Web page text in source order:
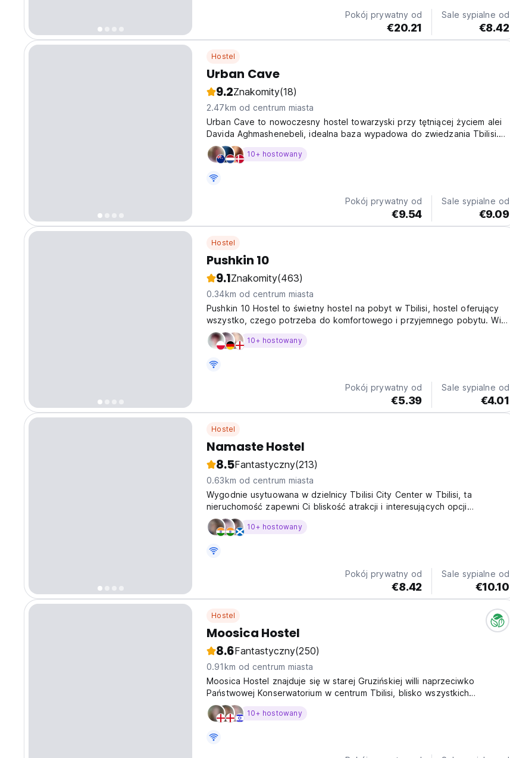
Pokój prywatny od
€20.21
Sale sypialne od
€8.42
Hostel
Urban Cave
9.2Znakomity(18)
2.47km od centrum miasta
Urban Cave to nowoczesny hostel towarzyski przy tętniącej życiem alei
Davida Aghmashenebeli, idealna baza wypadowa do zwiedzania Tbilisi.
Poznaj innych podróżników w naszych przytulnych pokojach
wieloosobowych. (Auto-translated from original language)
10+ hostowany
Pokój prywatny od
€9.54
Sale sypialne od
€9.09
Hostel
Pushkin 10
9.1Znakomity(463)
0.34km od centrum miasta
Pushkin 10 Hostel to świetny hostel na pobyt w Tbilisi, hostel oferujący
wszystko, czego potrzeba do komfortowego i przyjemnego pobytu. WiFi
i śniadanie wliczone w cenę.
10+ hostowany
Pokój prywatny od
€5.39
Sale sypialne od
€4.01
Hostel
Namaste Hostel
8.5Fantastyczny(213)
0.63km od centrum miasta
Wygodnie usytuowana w dzielnicy Tbilisi City Center w Tbilisi, ta
nieruchomość zapewni Ci bliskość atrakcji i interesujących opcji
gastronomicznych.
10+ hostowany
Pokój prywatny od
€8.42
Sale sypialne od
€10.10
Hostel
Moosica Hostel
8.6Fantastyczny(250)
0.91km od centrum miasta
Moosica Hostel znajduje się w starej Gruzińskiej willi naprzeciwko
Państwowej Konserwatorium w centrum Tbilisi, blisko wszystkich
głównych atrakcji.
10+ hostowany